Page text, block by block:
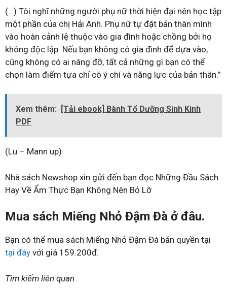
(…) Tôi nghĩ những người phụ nữ thời hiện đại nên học tập
một phần của chị Hải Anh. Phụ nữ tự đặt bản thân mình
vào hoàn cảnh lệ thuộc vào gia đình hoặc chồng bởi họ
không độc lập. Nếu bạn không có gia đình để dựa vào,
cũng không có ai nâng đỡ, tất cả những gì bạn có thể
chọn làm điểm tựa chỉ có ý chí và năng lực của bản thân.”
Xem thêm:
[Tải ebook] Bành Tổ Dưỡng Sinh Kinh
PDF
(Lu – Mann up)
Nhà sách Newshop xin gửi đến bạn đọc Những Đầu Sách
Hay Về Ẩm Thực Bạn Không Nên Bỏ Lỡ
Mua sách Miếng Nhỏ Đậm Đà ở đâu.
Bạn có thể mua sách Miếng Nhỏ Đậm Đà bản quyền tại
tại đây với giá 159.200đ.
Tìm kiếm liên quan